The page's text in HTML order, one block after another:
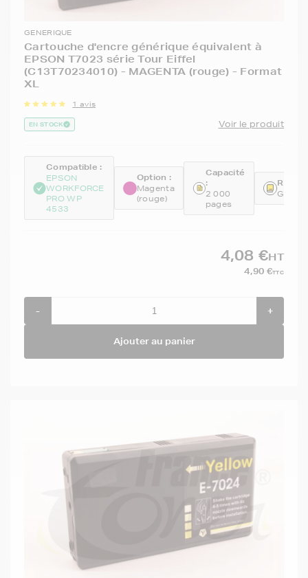
GENERIQUE
Cartouche d'encre générique équivalent à
EPSON T7023 série Tour Eiffel
(C13T70234010) - MAGENTA (rouge) - Format
XL
1 avis
EN STOCK Voir le produit
Compatible :
EPSON
WORKFORCE
PRO WP
4533
Option :
Magenta
(rouge)
Capacité
:
2 000
pages
4,08 €HT
4,90 €TTC
- +
Ajouter au panier